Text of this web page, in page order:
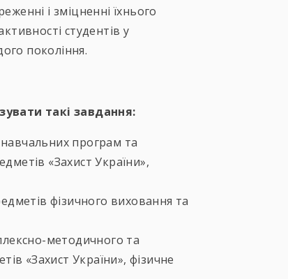
і зміцненні їхнього
студентів у
покоління.
такі завдання:
навчальних програм та
«Захист України»,
фізичного виховання та
методичного та
«Захист України», фізичне